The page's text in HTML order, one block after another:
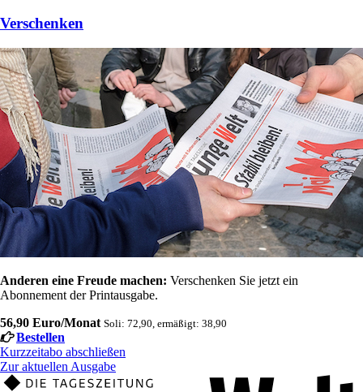
Verschenken
Anderen eine Freude machen: Verschenken Sie jetzt ein
Abonnement der Printausgabe.
56,90 Euro/Monat Soli: 72,90, ermäßigt: 38,90
Bestellen
Kurzzeitabo abschließen
Zur aktuellen Ausgabe